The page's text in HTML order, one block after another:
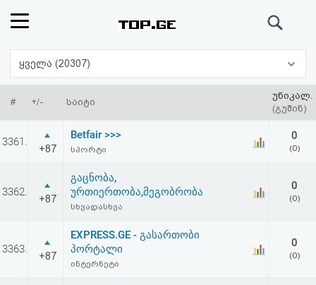
რეიტინგი
(მთავარი)
ფოსტა
პასუხი
რეგისტრაცია
ყველა (20307)
# +/- საიტი
უნიკალ.
(გუშინ)
3361.
+87
Betfair >>>
სპორტი
0
(0)
3362.
+87
გაცნობა,
ურთიერთობა,მეგობრობა
სხვადასხვა
0
(0)
3363.
+87
EXPRESS.GE - გასართობი
პორტალი
ინტერნეტი
0
(0)